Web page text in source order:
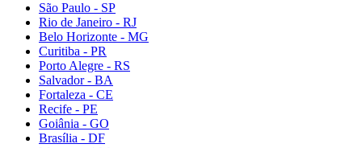
São Paulo - SP
Rio de Janeiro - RJ
Belo Horizonte - MG
Curitiba - PR
Porto Alegre - RS
Salvador - BA
Fortaleza - CE
Recife - PE
Goiânia - GO
Brasília - DF